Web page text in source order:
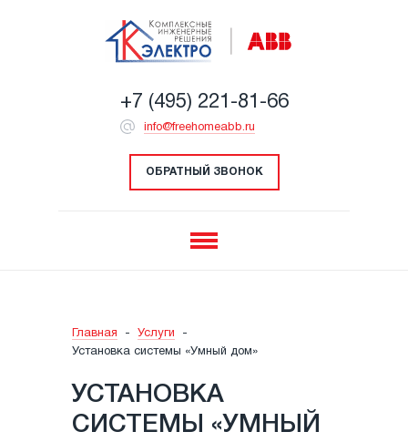
+7 (495) 221-81-66
info@freehomeabb.ru
ОБРАТНЫЙ ЗВОНОК
Главная - Услуги
-
Установка системы «Умный дом»
УСТАНОВКА
СИСТЕМЫ «УМНЫЙ